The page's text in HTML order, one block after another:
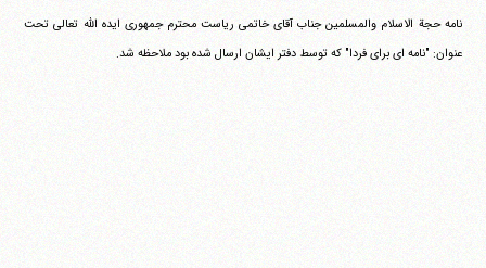
نامه حجة الاسلام والمسلمین جناب آقای خاتمی ریاست محترم جمهوری ایده الله تعالی تحت
عنوان: "نامه ای برای فردا" که توسط دفتر ایشان ارسال شده بود ملاحظه شد.